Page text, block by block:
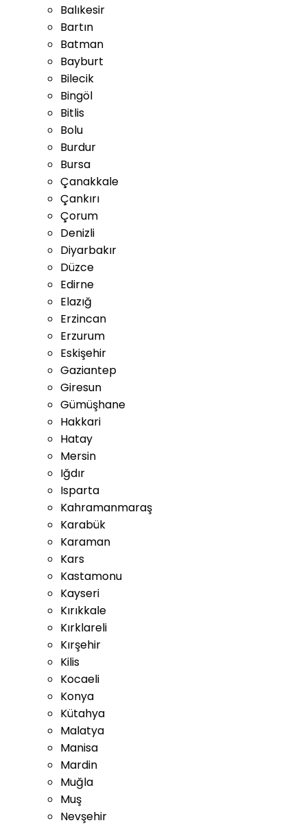
Balıkesir
Bartın
Batman
Bayburt
Bilecik
Bingöl
Bitlis
Bolu
Burdur
Bursa
Çanakkale
Çankırı
Çorum
Denizli
Diyarbakır
Düzce
Edirne
Elazığ
Erzincan
Erzurum
Eskişehir
Gaziantep
Giresun
Gümüşhane
Hakkari
Hatay
Mersin
Iğdır
Isparta
Kahramanmaraş
Karabük
Karaman
Kars
Kastamonu
Kayseri
Kırıkkale
Kırklareli
Kırşehir
Kilis
Kocaeli
Konya
Kütahya
Malatya
Manisa
Mardin
Muğla
Muş
Nevşehir